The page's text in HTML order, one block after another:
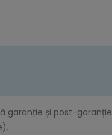
garanție și post-garanție